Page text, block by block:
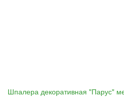
Шпалера декоративная "Парус"